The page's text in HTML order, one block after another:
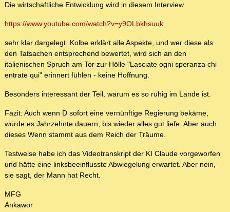
Die wirtschaftliche Entwicklung wird in diesem Interview
https://www.youtube.com/watch?v=y9OLbkhsuuk
sehr klar dargelegt. Kolbe erklärt alle Aspekte, und wer diese als
den Tatsachen entsprechend bewertet, wird sich an den
italienischen Spruch am Tor zur Hölle "Lasciate ogni speranza chi
entrate qui" erinnert fühlen - keine Hoffnung.
Besonders interessant der Teil, warum es so ruhig im Lande ist.
Fazit: Auch wenn D sofort eine vernünftige Regierung bekäme,
würde es Jahrzehnte dauern, bis wieder alles gut liefe. Aber auch
dieses Wenn stammt aus dem Reich der Träume.
Testweise habe ich das Videotranskript der KI Claude vorgeworfen
und hätte eine linksbeeinflusste Abwiegelung erwartet. Aber nein,
sie sagt, der Mann hat Recht.
MFG
Ankawor